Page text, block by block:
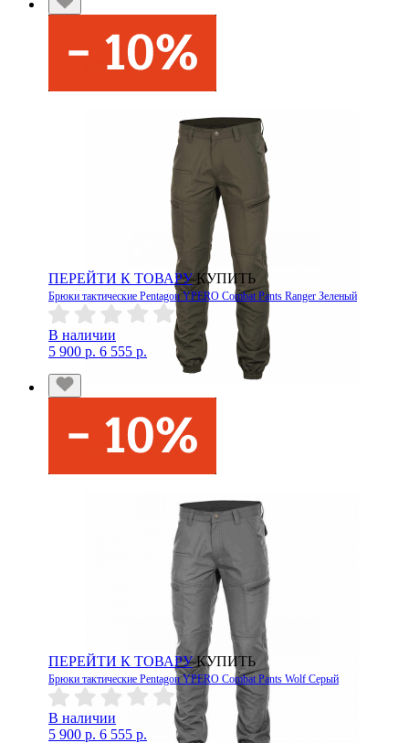
ПЕРЕЙТИ К ТОВАРУ КУПИТЬ
Брюки тактические Pentagon YPERO Combat Pants Ranger Зеленый
В наличии
5 900 р. 6 555 р.
ПЕРЕЙТИ К ТОВАРУ КУПИТЬ
Брюки тактические Pentagon YPERO Combat Pants Wolf Серый
В наличии
5 900 р. 6 555 р.